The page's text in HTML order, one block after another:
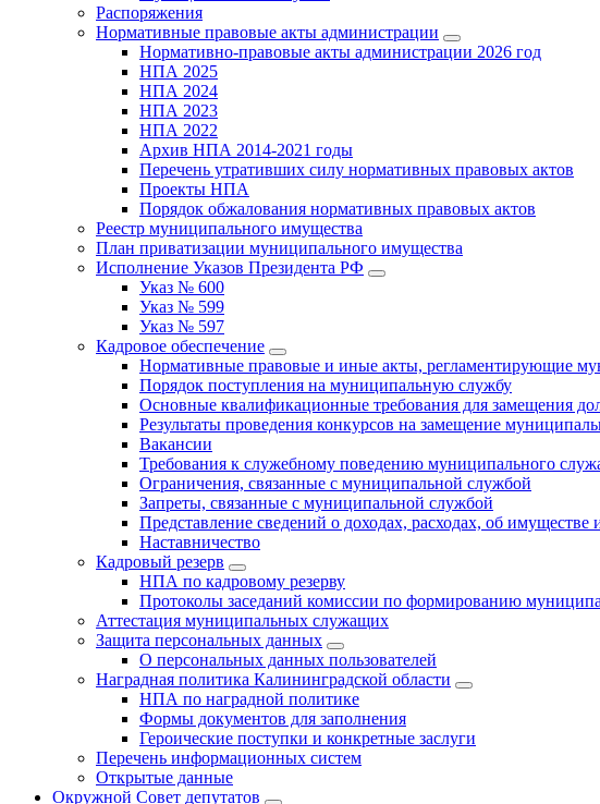
Распоряжения
Нормативные правовые акты администрации
Нормативно-правовые акты администрации 2026 год
НПА 2025
НПА 2024
НПА 2023
НПА 2022
Архив НПА 2014-2021 годы
Перечень утративших силу нормативных правовых актов
Проекты НПА
Порядок обжалования нормативных правовых актов
Реестр муниципального имущества
План приватизации муниципального имущества
Исполнение Указов Президента РФ
Указ № 600
Указ № 599
Указ № 597
Кадровое обеспечение
Нормативные правовые и иные акты, регламентирующие
Порядок поступления на муниципальную службу
Основные квалификационные требования для замещения
Результаты проведения конкурсов на замещение
Вакансии
Требования к служебному поведению муниципального
Ограничения, связанные с муниципальной службой
Запреты, связанные с муниципальной службой
Представление сведений о доходах, расходах, об имуществе
Наставничество
Кадровый резерв
НПА по кадровому резерву
Протоколы заседаний комиссии по формированию
Аттестация муниципальных служащих
Защита персональных данных
О персональных данных пользователей
Наградная политика Калининградской области
НПА по наградной политике
Формы документов для заполнения
Героические поступки и конкретные заслуги
Перечень информационных систем
Открытые данные
Окружной Совет депутатов